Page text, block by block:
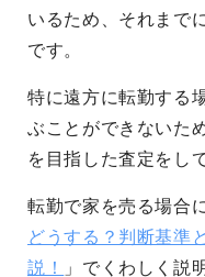
いるため、それまで
です。
特に遠方に転勤する
ぶことができないた
を目指した査定をし
転勤で家を売る場合
どうする？判断基準
説！
」でくわしく説